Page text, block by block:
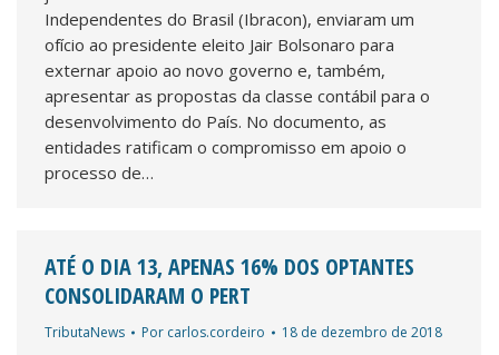
Independentes do Brasil (Ibracon), enviaram um
ofício ao presidente eleito Jair Bolsonaro para
externar apoio ao novo governo e, também,
apresentar as propostas da classe contábil para o
desenvolvimento do País. No documento, as
entidades ratificam o compromisso em apoio o
processo de…
ATÉ O DIA 13, APENAS 16% DOS OPTANTES
CONSOLIDARAM O PERT
TributaNews Por carlos.cordeiro 18 de dezembro de 2018